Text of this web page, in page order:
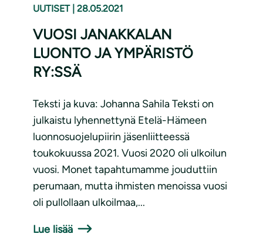
UUTISET 28.05.2021
VUOSI JANAKKALAN
LUONTO JA YMPÄRISTÖ
RY:SSÄ
Teksti ja kuva: Johanna Sahila Teksti on
julkaistu lyhennettynä Etelä-Hämeen
luonnosuojelupiirin jäsenliitteessä
toukokuussa 2021. Vuosi 2020 oli ulkoilun
vuosi. Monet tapahtumamme jouduttiin
perumaan, mutta ihmisten menoissa vuosi
oli pullollaan ulkoilmaa,...
Lue lisää